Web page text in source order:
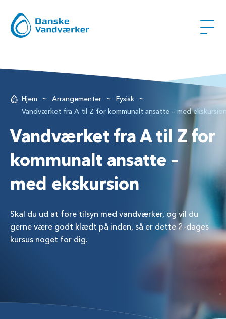
Hjem ~ Arrangementer ~ Fysisk ~
Vandværket fra A til Z for kommunalt ansatte – med
Vandværket fra A til Z for
kommunalt ansatte –
med ekskursion
Skal du ud at føre tilsyn med vandværker, og vil du
gerne være godt klædt på inden, så er dette 2-dages
kursus noget for dig.